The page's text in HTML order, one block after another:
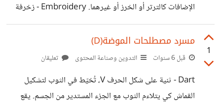
الإضافات كالترتر أو الخرز أو غيرهما. Embroidery - زخرفة
الملابس بالتطريز اليدوي أو الآلي، باللون نفسه أو بألوان
متناقضة. Empire waist - يبدأ خصر الثوب مباشرة تحت
منطقة الصدر، ما يضيف إليه مسحة من الإغراء، من خلال إخفاء
صغيرة مستحدثة في النسيج نفسه.
1
مسرد مصطلحات الموضة(D)
قبل 6 سنوات التدوين وصناعة المحتوى تعليقان
Dart - ثنية على شكل الحرف V، تُخيّط في الثوب لتشكيل
القماش كي يتلاءم الثوب مع الجزء المستدير من الجسم. يقع